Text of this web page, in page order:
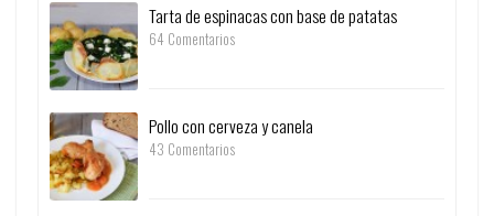
Tarta de espinacas con base de patatas
64 Comentarios
Pollo con cerveza y canela
43 Comentarios